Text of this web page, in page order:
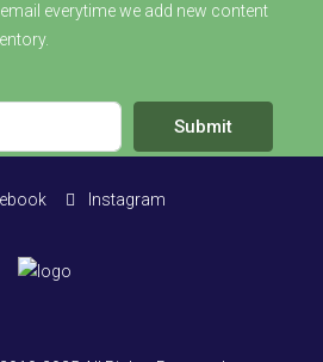
everytime we add new content
Submit
Instagram